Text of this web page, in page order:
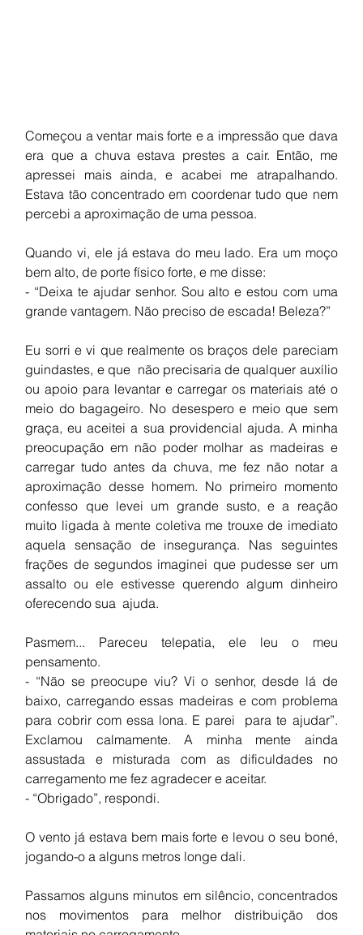
Começou a ventar mais forte e a impressão que dava
era que a chuva estava prestes a cair. Então, me
apressei mais ainda, e acabei me atrapalhando.
Estava tão concentrado em coordenar tudo que nem
percebi a aproximação de uma pessoa.
Quando vi, ele já estava do meu lado. Era um moço
bem alto, de porte físico forte, e me disse:
- “Deixa te ajudar senhor. Sou alto e estou com uma
grande vantagem. Não preciso de escada! Beleza?”
Eu sorri e vi que realmente os braços dele pareciam
guindastes, e que  não precisaria de qualquer auxílio
ou apoio para levantar e carregar os materiais até o
meio do bagageiro. No desespero e meio que sem
graça, eu aceitei a sua providencial ajuda. A minha
preocupação em não poder molhar as madeiras e
carregar tudo antes da chuva, me fez não notar a
aproximação desse homem. No primeiro momento
confesso que levei um grande susto, e a reação
muito ligada à mente coletiva me trouxe de imediato
aquela sensação de insegurança. Nas seguintes
frações de segundos imaginei que pudesse ser um
assalto ou ele estivesse querendo algum dinheiro
oferecendo sua  ajuda.
Pasmem... Pareceu telepatia, ele leu o meu
pensamento.
- “Não se preocupe viu? Vi o senhor, desde lá de
baixo, carregando essas madeiras e com problema
para cobrir com essa lona. E parei  para te ajudar”.
Exclamou calmamente. A minha mente ainda
assustada e misturada com as dificuldades no
carregamento me fez agradecer e aceitar.
- “Obrigado”, respondi.
O vento já estava bem mais forte e levou o seu boné,
jogando-o a alguns metros longe dali.
Passamos alguns minutos em silêncio, concentrados
nos movimentos para melhor distribuição dos